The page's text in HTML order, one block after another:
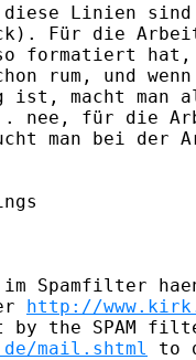
Linien
Für die
formatiert
rum, und
macht man
nee, für die
man bei der
Spamfilter
http://
by the SPAM
mail.shtml
to